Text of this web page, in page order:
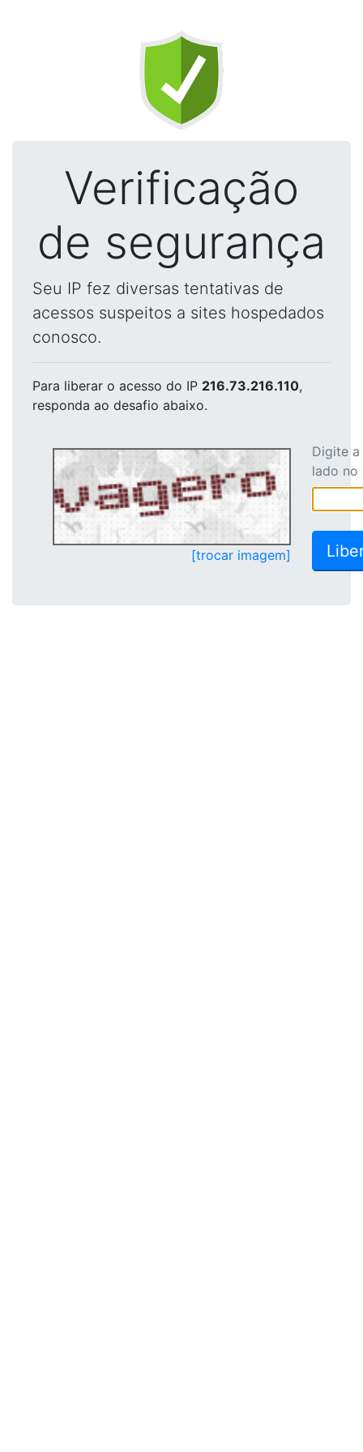
Verificação
de segurança
Seu IP fez diversas tentativas de
acessos suspeitos a sites hospedados
conosco.
Para liberar o acesso do IP 216.73.216.110,
responda ao desafio abaixo.
[trocar imagem]
Digite
lado no